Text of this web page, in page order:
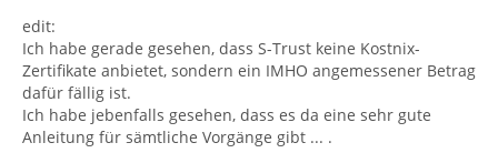
edit:
Ich habe gerade gesehen, dass S-Trust keine Kostnix-
Zertifikate anbietet, sondern ein IMHO angemessener Betrag
dafür fällig ist.
Ich habe jebenfalls gesehen, dass es da eine sehr gute
Anleitung für sämtliche Vorgänge gibt ... .